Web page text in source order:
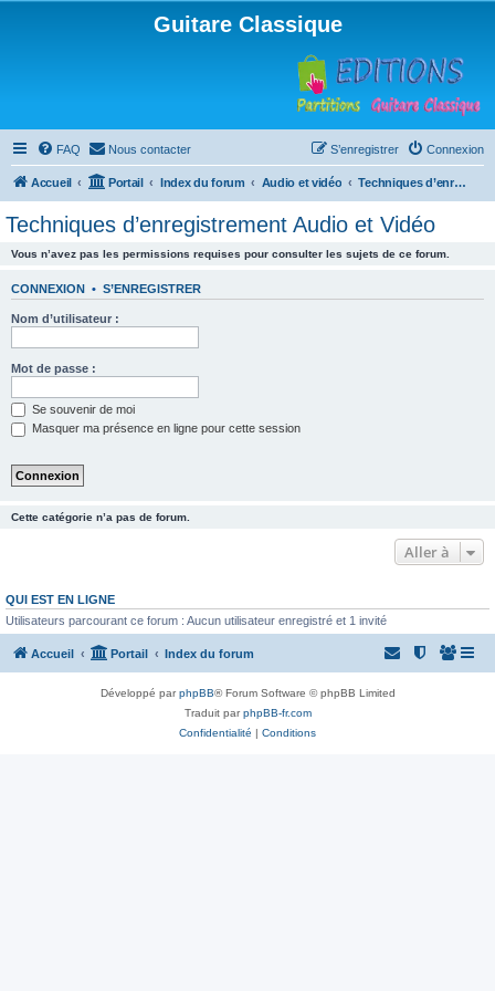
Guitare Classique
FAQ Nous contacter Connexion
S’enregistrer
Accueil Portail Index du forum Audio et vidéo Techniques d’enregistrement Audio et Vidéo
Techniques d’enregistrement Audio et Vidéo
Vous n’avez pas les permissions requises pour consulter les sujets de ce forum.
CONNEXION • S’ENREGISTRER
Nom d’utilisateur :
Mot de passe :
Se souvenir de moi
Masquer ma présence en ligne pour cette session
Cette catégorie n’a pas de forum.
Aller à
QUI EST EN LIGNE
Utilisateurs parcourant ce forum : Aucun utilisateur enregistré et 1 invité
Accueil Portail Index du forum
Développé parphpBB® Forum Software © phpBB Limited
Traduit parphpBB-fr.com
Confidentialité | Conditions